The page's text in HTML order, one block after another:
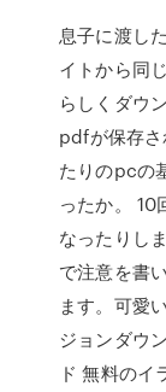
息子に渡し
イトから同
らしくダウ
pdfが保存さ
たりのpcの
ったか。 10
なったりし
で注意を書
ます。可愛
ジョンダウ
ド 無料の